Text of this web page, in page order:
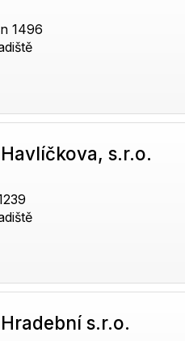
1496
s.r.o.
s.r.o.